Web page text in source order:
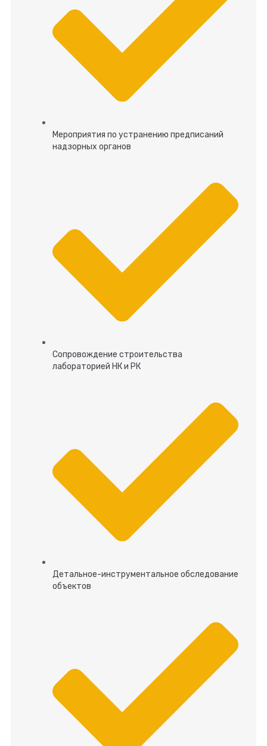
Мероприятия по устранению предписаний
надзорных органов
Сопровождение строительства
лабораторией НК и РК
Детальное-инструментальное обследование
объектов